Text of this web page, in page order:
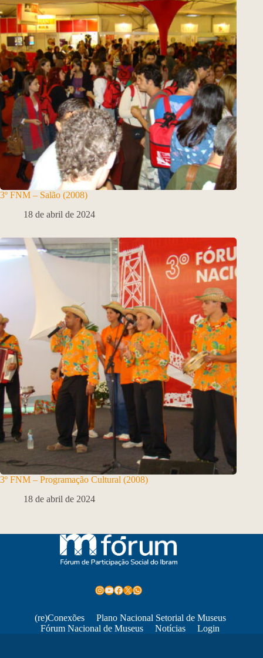
3º FNM – Salão (2008)
18 de abril de 2024
3º FNM – Programação Cultural (2008)
18 de abril de 2024
Instagram
Youtube
Facebook
X WhatsApp
(re)Conexões
Plano Nacional Setorial de Museus
Fórum Nacional de Museus
Notícias Login